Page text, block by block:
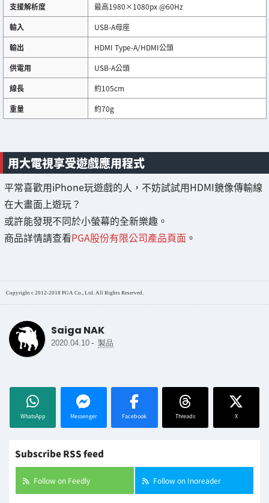
支援解析度
最高1980×1080px @60Hz
輸入
USB-A母座
輸出
HDMI Type-A/HDMI公頭
供電用
USB-A公頭
線長
約105cm
重量
約70g
用大電視享受遊戲應用程式
平常喜歡用iPhone玩遊戲的人，不妨試試用HDMI鏡像傳輸線
在大畫面上遊玩？
或許能發現不同於小螢幕的全新樂趣。
商品詳情請查看PGA股份有限公司產品頁面 。
Copyright c 2012-2018 PGA Co., Ltd. All Rights Reserved.
Saiga NAK
2020.04.10 - 製品
WhatsApp Messenger Facebook Threads X
Subscribe RSS feed
Follow on Feedly Follow on Inoreader